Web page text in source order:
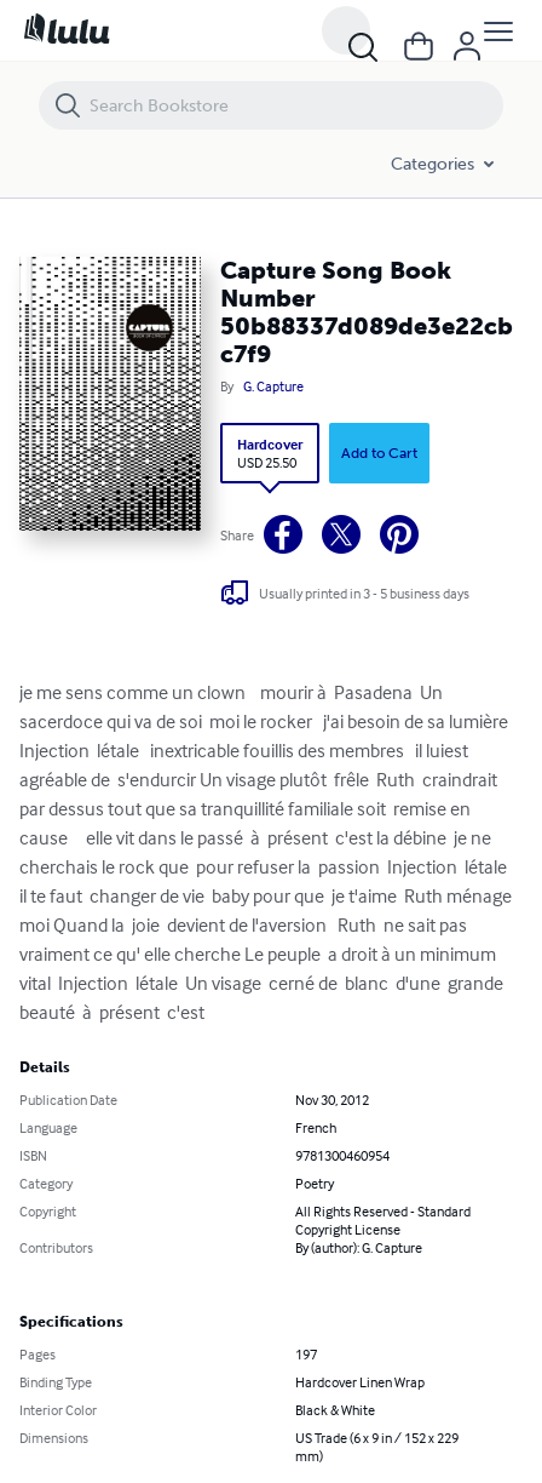
Categories
Capture Song Book
Number
50b88337d089de3e22cb
c7f9
By G. Capture
Hardcover
USD 25.50
Add to Cart
Share
Usually printed in 3 - 5 business days
je me sens comme un clown    mourir à  Pasadena  Un
sacerdoce qui va de soi  moi le rocker   j'ai besoin de sa lumière
Injection  létale   inextricable fouillis des membres   il luiest
agréable de  s'endurcir Un visage plutôt  frêle  Ruth  craindrait
par dessus tout que sa tranquillité familiale soit  remise en
cause     elle vit dans le passé  à  présent  c'est la débine  je ne
cherchais le rock que  pour refuser la  passion  Injection  létale
il te faut  changer de vie  baby pour que  je t'aime  Ruth ménage
moi Quand la  joie  devient de l'aversion   Ruth  ne sait pas
vraiment ce qu' elle cherche Le peuple  a droit à un minimum
vital  Injection  létale  Un visage  cerné de  blanc  d'une  grande
beauté  à  présent  c'est
Details
Publication Date
Nov 30, 2012
Language
French
ISBN
9781300460954
Category
Poetry
Copyright
All Rights Reserved - Standard
Copyright License
Contributors
By (author): G. Capture
Specifications
Pages
197
Binding Type
Hardcover Linen Wrap
Interior Color
Black & White
Dimensions
US Trade (6 x 9 in / 152 x 229
mm)
Capture Song Book Number 50b88337d089de3e22cbc7f9